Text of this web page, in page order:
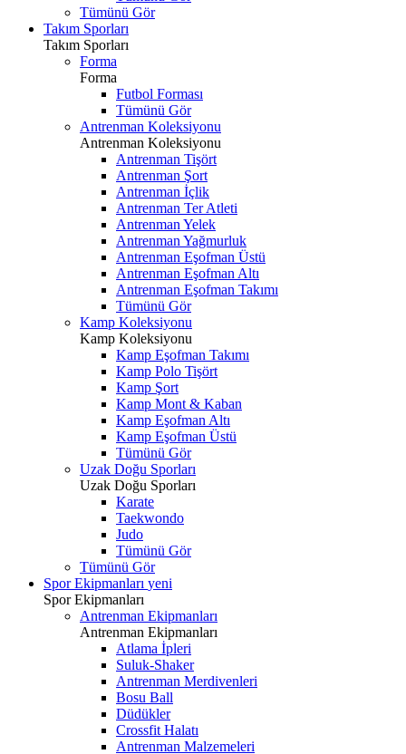
Tümünü Gör
Takım Sporları
Takım Sporları
Forma
Forma
Futbol Forması
Tümünü Gör
Antrenman Koleksiyonu
Antrenman Koleksiyonu
Antrenman Tişört
Antrenman Şort
Antrenman İçlik
Antrenman Ter Atleti
Antrenman Yelek
Antrenman Yağmurluk
Antrenman Eşofman Üstü
Antrenman Eşofman Altı
Antrenman Eşofman Takımı
Tümünü Gör
Kamp Koleksiyonu
Kamp Koleksiyonu
Kamp Eşofman Takımı
Kamp Polo Tişört
Kamp Şort
Kamp Mont & Kaban
Kamp Eşofman Altı
Kamp Eşofman Üstü
Tümünü Gör
Uzak Doğu Sporları
Uzak Doğu Sporları
Karate
Taekwondo
Judo
Tümünü Gör
Tümünü Gör
Spor Ekipmanları yeni
Spor Ekipmanları
Antrenman Ekipmanları
Antrenman Ekipmanları
Atlama İpleri
Suluk-Shaker
Antrenman Merdivenleri
Bosu Ball
Düdükler
Crossfit Halatı
Antrenman Malzemeleri